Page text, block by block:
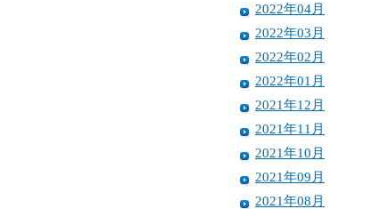
2022年04月
2022年03月
2022年02月
2022年01月
2021年12月
2021年11月
2021年10月
2021年09月
2021年08月